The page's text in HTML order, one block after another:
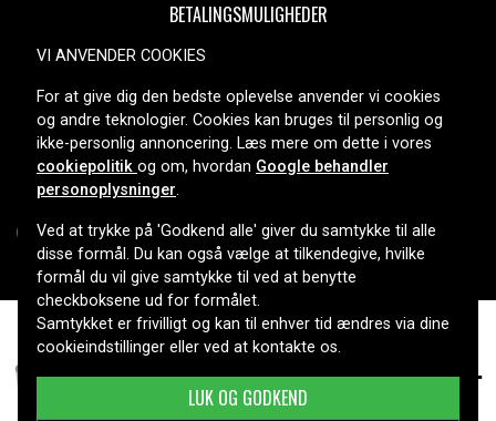
454 kr.
BETALINGSMULIGHEDER
LEVERINGSMULIGHEDER
Copyright © 2026, Spares Nordic AB
VI ANVENDER COOKIES
For at give dig den bedste oplevelse anvender vi cookies
og andre teknologier. Cookies kan bruges til personlig og
ikke-personlig annoncering. Læs mere om dette i vores
cookiepolitik og om, hvordan Google behandler
personoplysninger.
Ved at trykke på 'Godkend alle' giver du samtykke til alle
disse formål. Du kan også vælge at tilkendegive, hvilke
formål du vil give samtykke til ved at benytte
checkboksene ud for formålet.
Samtykket er frivilligt og kan til enhver tid ændres via dine
cookieindstillinger eller ved at kontakte os.
LUK OG GODKEND